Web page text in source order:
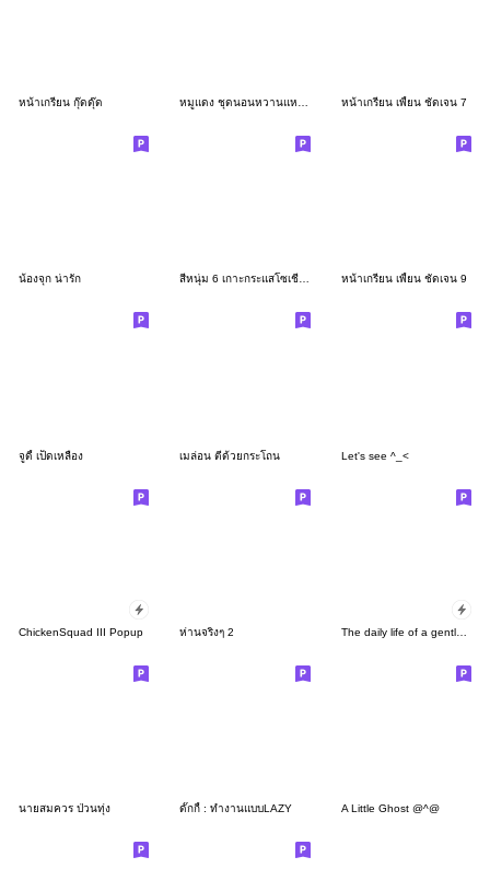
หน้าเกรียน กุ๊ดดุ๊ด หน้าเกรียน เพี้ยน ชัดเจน 7
น้องจุก น่ารัก สีหนุ่ม 6 เกาะกระแสโซเชียล (ภาษาอีสาน) หน้าเกรียน เพี้ยน ชัดเจน 9
จูดี้ เป็ดเหลือง เมล่อน ตีด้วยกระโถน Let's see ^_<
ChickenSquad III Popup ห่านจริงๆ 2 The daily life of a gentle chick
นายสมควร ป่วนทุ่ง ดั๊กกี้ : ทำงานแบบLAZY A Little Ghost @^@